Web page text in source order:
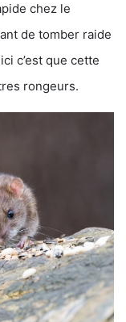
chez le
de tomber raide
c’est que cette
rongeurs.